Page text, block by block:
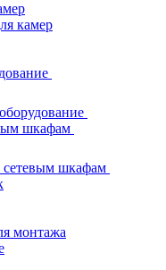
камер
шкафам
сетевым шкафам
монтажа